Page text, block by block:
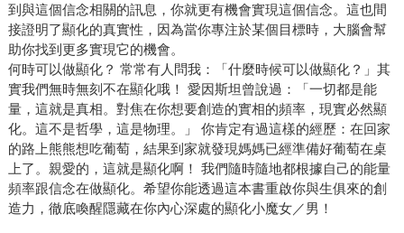
到與這個信念相關的訊息，你就更有機會實現這個信念。這也間
接證明了顯化的真實性，因為當你專注於某個目標時，大腦會幫
助你找到更多實現它的機會。
何時可以做顯化？ 常常有人問我：「什麼時候可以做顯化？」其
實我們無時無刻不在顯化哦！ 愛因斯坦曾說過：「一切都是能
量，這就是真相。對焦在你想要創造的實相的頻率，現實必然顯
化。這不是哲學，這是物理。」 你肯定有過這樣的經歷：在回家
的路上熊熊想吃葡萄，結果到家就發現媽媽已經準備好葡萄在桌
上了。親愛的，這就是顯化啊！ 我們隨時隨地都根據自己的能量
頻率跟信念在做顯化。希望你能透過這本書重啟你與生俱來的創
造力，徹底喚醒隱藏在你內心深處的顯化小魔女／男！